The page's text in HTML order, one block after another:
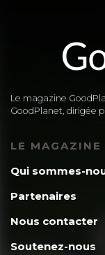
Le magazine
GoodPlanet, dirigée
LE MAGAZINE
Qui sommes-
Partenaires
Nous contacter
Soutenez-nous